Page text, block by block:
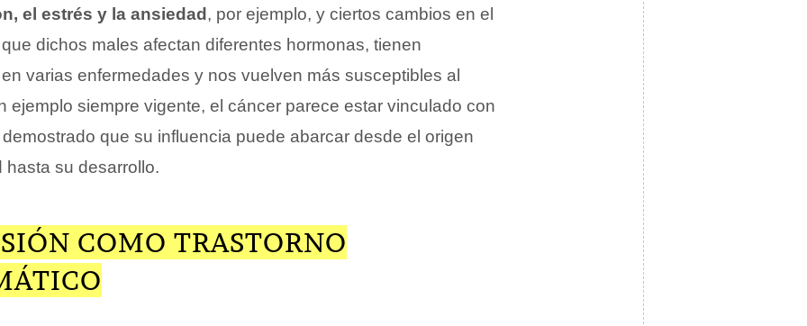
el estrés y la ansiedad, por ejemplo, y ciertos cambios en el
dichos males afectan diferentes hormonas, tienen
varias enfermedades y nos vuelven más susceptibles al
ejemplo siempre vigente, el cáncer parece estar vinculado con
que su influencia puede abarcar desde el origen
hasta su desarrollo.
COMO TRASTORNO